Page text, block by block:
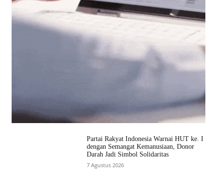
Partai Rakyat Indonesia Warnai HUT ke. I
dengan Semangat Kemanusiaan, Donor
Darah Jadi Simbol Solidaritas
7 Agustus 2026